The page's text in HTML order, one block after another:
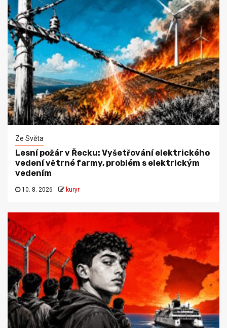
Ze Světa
Lesní požár v Řecku: Vyšetřování elektrického
vedení větrné farmy, problém s elektrickým
vedením
10. 8. 2026 kuryr